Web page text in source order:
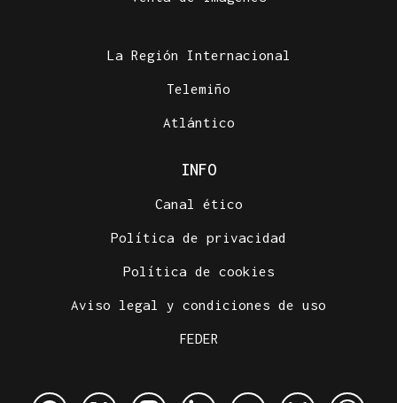
La Región Internacional
Telemiño
Atlántico
INFO
Canal ético
Política de privacidad
Política de cookies
Aviso legal y condiciones de uso
FEDER